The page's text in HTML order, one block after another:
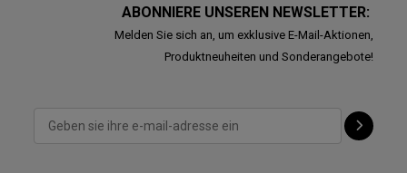
ABONNIERE UNSEREN NEWSLETTER:
Melden Sie sich an, um exklusive E-Mail-Aktionen,
Produktneuheiten und Sonderangebote!